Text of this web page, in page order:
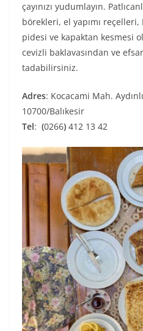
çayınızı yudumlayın.
börekleri, el yapımı reçelleri,
pidesi ve kapaktan kesmesi
cevizli baklavasından ve
tadabilirsiniz.
Adres: Kocacami Mah.
10700/Balıkesir
Tel: (0266) 412 13 42